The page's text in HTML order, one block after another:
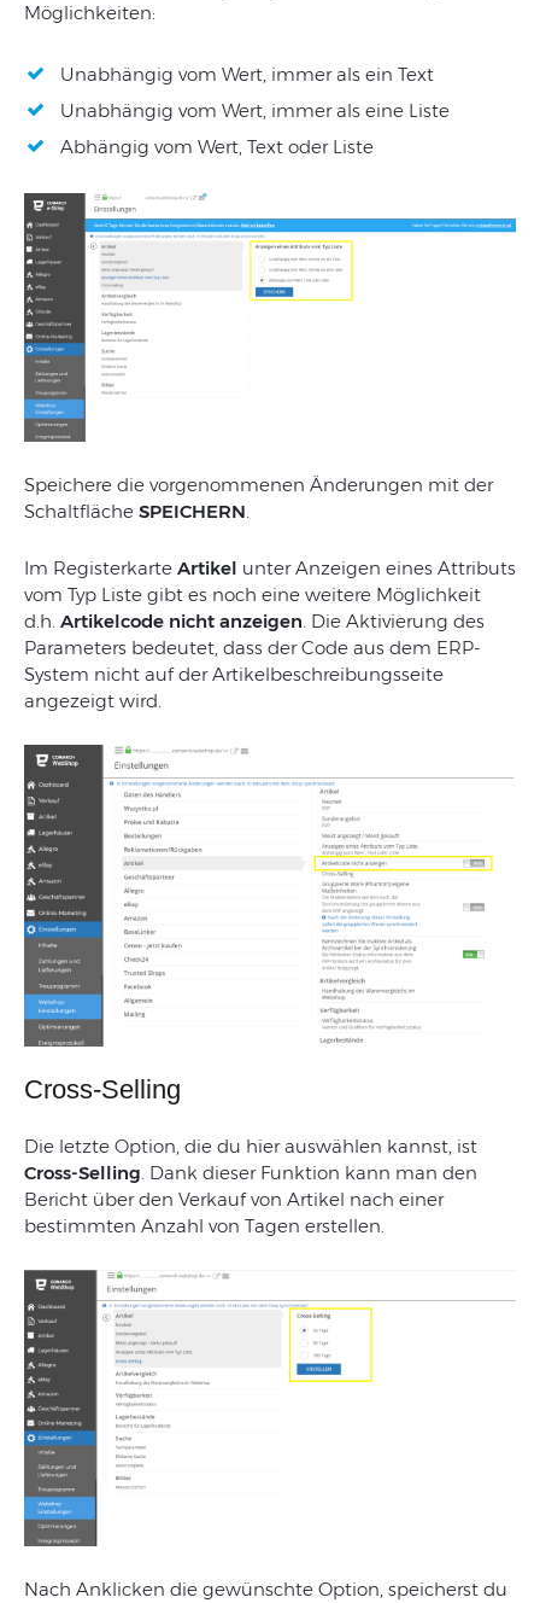
Möglichkeiten:
Unabhängig vom Wert, immer als ein Text
Unabhängig vom Wert, immer als eine Liste
Abhängig vom Wert, Text oder Liste
Speichere die vorgenommenen Änderungen mit der
Schaltfläche SPEICHERN.
Im Registerkarte Artikel unter Anzeigen eines Attributs
vom Typ Liste gibt es noch eine weitere Möglichkeit
d.h. Artikelcode nicht anzeigen. Die Aktivierung des
Parameters bedeutet, dass der Code aus dem ERP-
System nicht auf der Artikelbeschreibungsseite
angezeigt wird.
Cross-Selling
Die letzte Option, die du hier auswählen kannst, ist
Cross-Selling . Dank dieser Funktion kann man den
Bericht über den Verkauf von Artikel nach einer
bestimmten Anzahl von Tagen erstellen.
Nach Anklicken die gewünschte Option, speicherst du